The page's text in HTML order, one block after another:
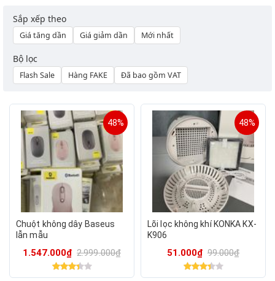
Sắp xếp theo
Giá tăng dần Giá giảm dần Mới nhất
Bộ lọc
Flash Sale Hàng FAKE Đã bao gồm VAT
48%
Chuột không dây Baseus
lẫn mẫu
1.547.000₫ 2.999.000₫
48%
Lõi lọc không khí KONKA KX-
K906
51.000₫ 99.000₫